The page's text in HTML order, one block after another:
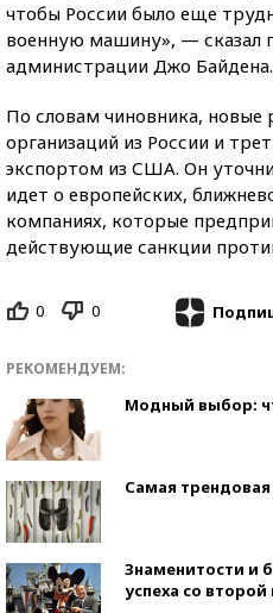
чтобы России было еще
военную машину», — сказал
администрации Джо Байдена.
По словам чиновника, новые
организаций из России и
экспортом из США. Он
идет о европейских,
компаниях, которые
действующие санкции
0 0
РЕКОМЕНДУЕМ:
Модный выбор:
Самая трендовая
Знаменитости и
успеха со